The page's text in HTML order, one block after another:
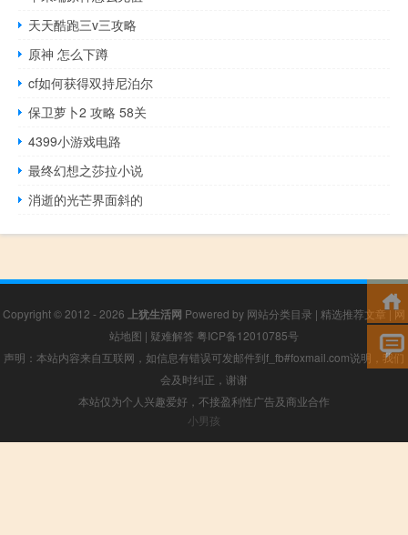
天天酷跑三v三攻略
原神 怎么下蹲
cf如何获得双持尼泊尔
保卫萝卜2 攻略 58关
4399小游戏电路
最终幻想之莎拉小说
消逝的光芒界面斜的
Copyright © 2012 - 2026 上犹生活网 Powered by 网站分类目录 | 精选推荐文章|网
站地图 | 疑难解答 粤ICP备12010785号
声明：本站内容来自互联网，如信息有错误可发邮件到f_fb#foxmail.com说明，我们
会及时纠正，谢谢
本站仅为个人兴趣爱好，不接盈利性广告及商业合作
小男孩